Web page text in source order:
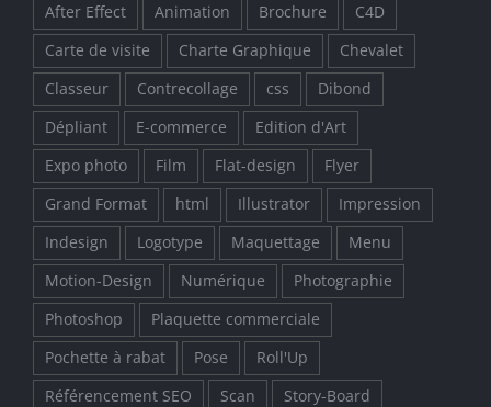
After Effect
Animation Brochure
C4D
Carte de visite
Charte Graphique
Chevalet
Classeur
Contrecollage css
Dibond
Dépliant
E-commerce
Edition d'Art
Expo photo
Film Flat-design
Flyer
Grand Format
html Illustrator
Impression
Indesign
Logotype Maquettage
Menu
Motion-Design
Numérique
Photographie
Photoshop
Plaquette commerciale
Pochette à rabat
Pose
Roll'Up
Référencement SEO
Scan
Story-Board